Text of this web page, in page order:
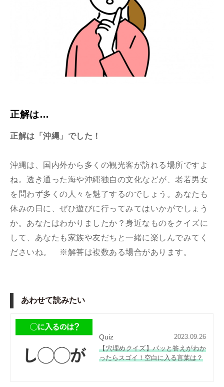
正解は…
正解は「沖縄」でした！
沖縄は、国内外から多くの観光客が訪れる場所ですよ
ね。透き通った海や沖縄独自の文化などが、老若男女
を問わず多くの人々を魅了するのでしょう。あなたも
休みの日に、ぜひ遊びに行ってみてはいかがでしょう
か。あなたはわかりましたか？身近なものをクイズに
して、あなたも家族や友だちと一緒に楽しんでみてく
ださいね。 ※解答は複数ある場合があります。
あわせて読みたい
Quiz
2023.09.26
【穴埋めクイズ】パッと答えがわか
ったらスゴイ！空白に入る言葉は？